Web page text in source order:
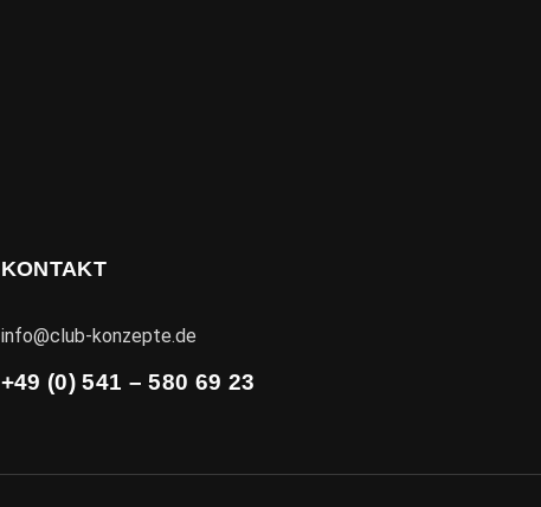
KONTAKT
info@club-konzepte.de
+49 (0) 541 – 580 69 23